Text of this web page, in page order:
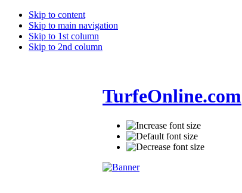
Skip to content
Skip to main navigation
Skip to 1st column
Skip to 2nd column
TurfeOnline.com